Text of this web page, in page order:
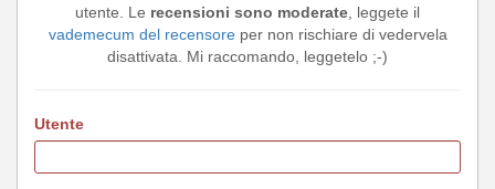
utente. Le recensioni sono moderate , leggete il
vademecum del recensoreper non rischiare di vedervela
disattivata. Mi raccomando, leggetelo ;-)
Utente